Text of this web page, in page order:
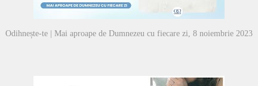
Odihnește-te | Mai aproape de Dumnezeu cu fiecare zi, 8 noiembrie 2023